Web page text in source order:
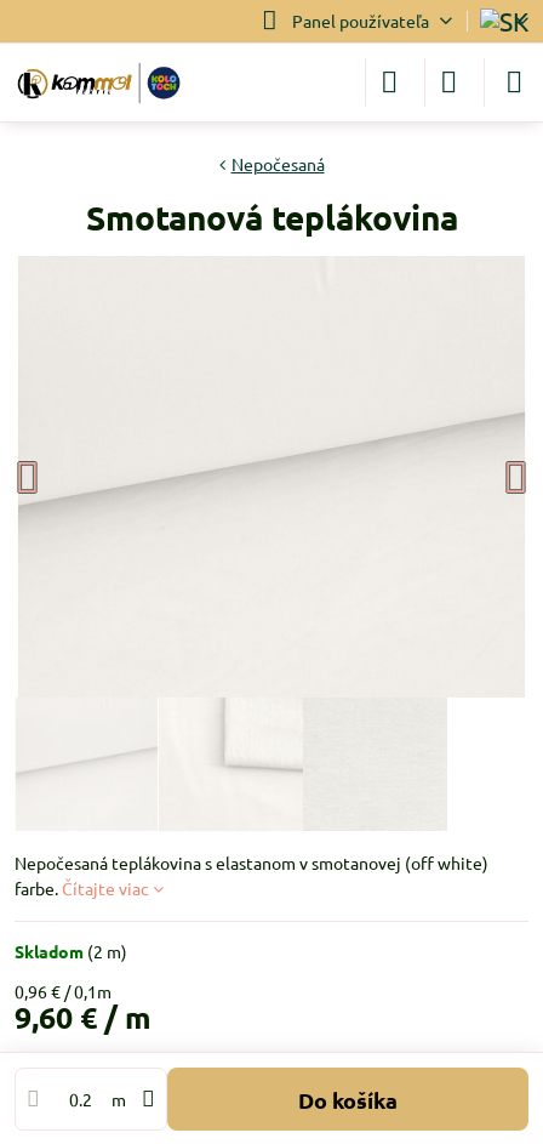
Panel používateľa
Nepočesaná
Smotanová teplákovina
Nepočesaná teplákovina s elastanom v smotanovej (off white)
farbe. Čítajte viac
Skladom (2 m)
0,96 €
9,60 € / m
m Do košíka